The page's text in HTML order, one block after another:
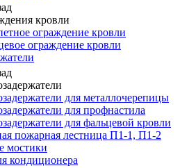
кровли
ограждение кровли
ограждение кровли
для металлочерепицы
для профнастила
для фальцевой кровли
пожарная лестница П1-1, П1-2
мостики
кондиционера